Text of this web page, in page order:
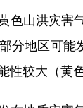
山洪灾害
分地区可
较大（黄